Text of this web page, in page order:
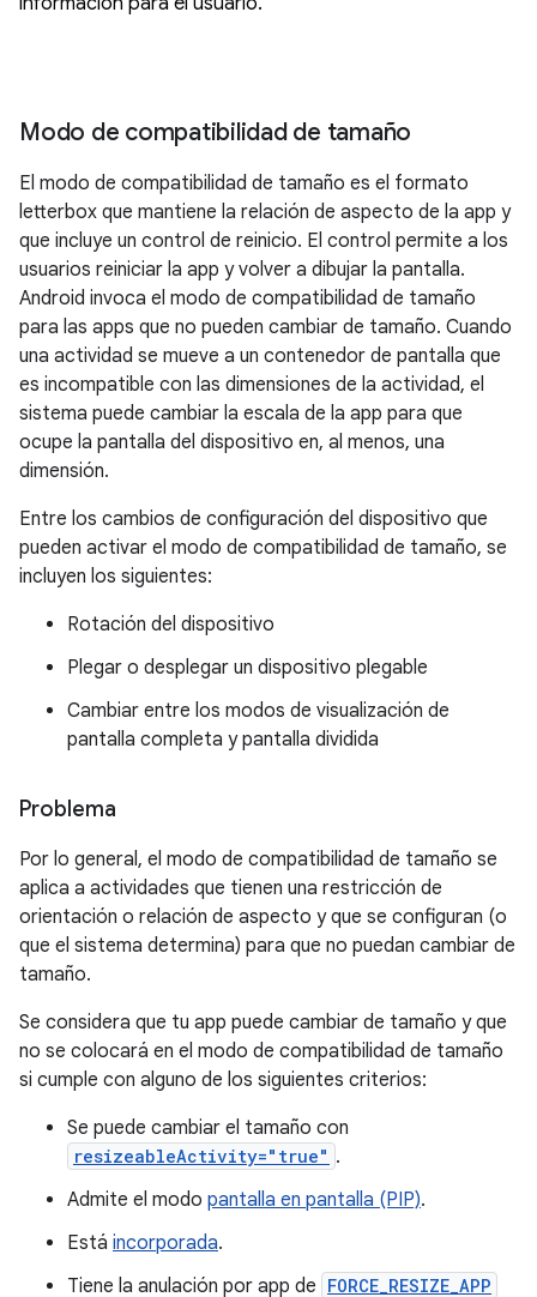
Modo de compatibilidad de tamaño
El modo de compatibilidad de tamaño es el formato
letterbox que mantiene la relación de aspecto de la app y
que incluye un control de reinicio. El control permite a los
usuarios reiniciar la app y volver a dibujar la pantalla.
Android invoca el modo de compatibilidad de tamaño
para las apps que no pueden cambiar de tamaño. Cuando
una actividad se mueve a un contenedor de pantalla que
es incompatible con las dimensiones de la actividad, el
sistema puede cambiar la escala de la app para que
ocupe la pantalla del dispositivo en, al menos, una
dimensión.
Entre los cambios de configuración del dispositivo que
pueden activar el modo de compatibilidad de tamaño, se
incluyen los siguientes:
Rotación del dispositivo
Plegar o desplegar un dispositivo plegable
Cambiar entre los modos de visualización de
pantalla completa y pantalla dividida
Problema
Por lo general, el modo de compatibilidad de tamaño se
aplica a actividades que tienen una restricción de
orientación o relación de aspecto y que se configuran (o
que el sistema determina) para que no puedan cambiar de
tamaño.
Se considera que tu app puede cambiar de tamaño y que
no se colocará en el modo de compatibilidad de tamaño
si cumple con alguno de los siguientes criterios:
Se puede cambiar el tamaño con
resizeableActivity="true" .
Admite el modo pantalla en pantalla (PIP).
Está incorporada.
Tiene la anulación por app de FORCE_RESIZE_APP